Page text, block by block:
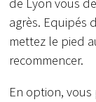
agrès. Equipés
mettez le pied
recommencer.
En option,